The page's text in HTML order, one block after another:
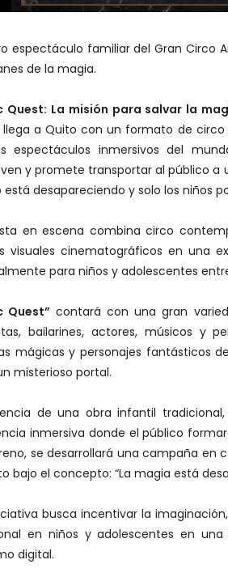
espectáculo familiar del Gran Circo
de la magia.
Quest: La misión para salvar la
llega a Quito con un formato de
espectáculos inmersivos del
y promete transportar al público
desapareciendo y solo los niños
en escena combina circo
visuales cinematográficos en una
para niños y adolescentes
Quest” contará con una gran
bailarines, actores, músicos y
mágicas y personajes fantásticos
misterioso portal.
de una obra infantil tradicional,
inmersiva donde el público
se desarrollará una campaña en
bajo el concepto: “La magia está
busca incentivar la
en niños y adolescentes en
digital.